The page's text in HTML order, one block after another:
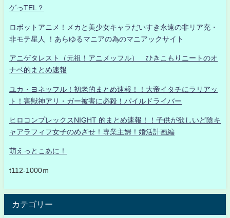
ゲっTEL？
ロボットアニメ！メカと美少女キャラだいすき永遠の非リア充・
非モテ星人 ！あらゆるマニアの為のマニアックサイト
アニゲタレスト（元祖！アニメッフル） ひきこもりニートのオ
ナベ的まとめ速報
ユカ・ヨネッフル！初老的まとめ速報！！大帝イタチにラリアッ
ト！害獣神アリ・ガー被害に必殺！パイルドライバー
ヒロコンプレックスNIGHT 的まとめ速報！！子供が欲しいど陰キ
ャアラフィフ女子のめざせ！専業主婦！婚活計画編
萌えっとこあに！
t112-1000ｍ
カテゴリー